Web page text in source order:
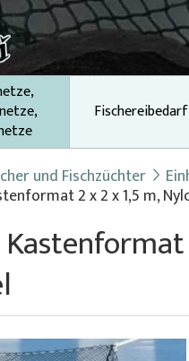
Fischereibedarf
und Fischzüchter
2 x 2 x 1,5 m,